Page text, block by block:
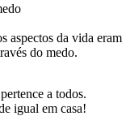
aspectos da vida eram
do medo.
a todos.
igual em casa!